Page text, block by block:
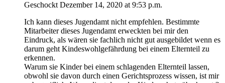
Geschockt Dezember 14, 2020 at 9:53 p.m.
Ich kann dieses Jugendamt nicht empfehlen. Bestimmte
Mitarbeiter dieses Jugendamt erweckten bei mir den
Eindruck, als wären sie fachlich nicht gut ausgebildet wenn es
darum geht Kindeswohlgefährdung bei einem Elternteil zu
erkennen.
Warum sie Kinder bei einem schlagenden Elternteil lassen,
obwohl sie davon durch einen Gerichtsprozess wissen, ist mir